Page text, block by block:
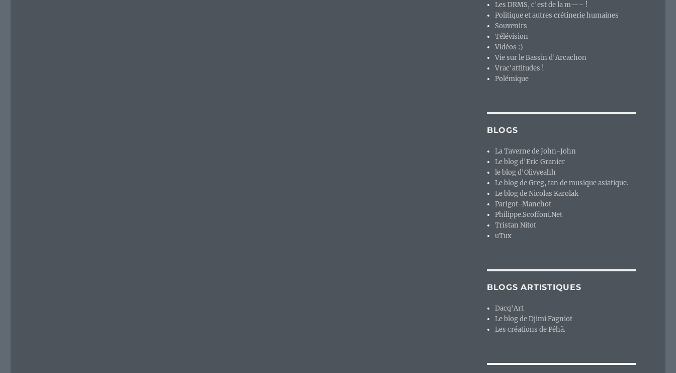
Les DRMS, c'est de la m—– !
Politique et autres crétinerie humaines
Souvenirs
Télévision
Vidéos :)
Vie sur le Bassin d'Arcachon
Vrac'attitudes !
Polémique
BLOGS
La Taverne de John-John
Le blog d'Eric Granier
le blog d'Olivyeahh
Le blog de Greg, fan de musique asiatique.
Le blog de Nicolas Karolak
Parigot-Manchot
Philippe.Scoffoni.Net
Tristan Nitot
uTux
BLOGS ARTISTIQUES
Dacq'Art
Le blog de Djimi Fagniot
Les créations de Péhä.